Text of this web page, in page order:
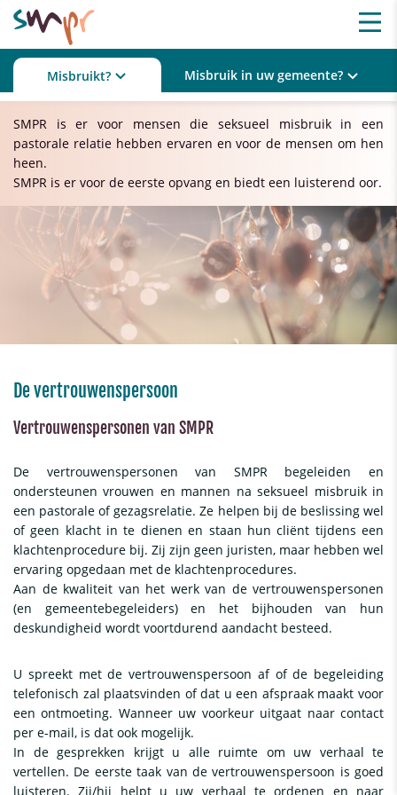
Misbruikt? Misbruik in uw gemeente?
SMPR is er voor mensen die seksueel misbruik in een
pastorale relatie hebben ervaren en voor de mensen om hen
heen.
SMPR is er voor de eerste opvang en biedt een luisterend oor.
De vertrouwenspersoon
Vertrouwenspersonen van SMPR
De vertrouwenspersonen van SMPR begeleiden en
ondersteunen vrouwen en mannen na seksueel misbruik in
een pastorale of gezagsrelatie. Ze helpen bij de beslissing wel
of geen klacht in te dienen en staan hun cliënt tijdens een
klachtenprocedure bij. Zij zijn geen juristen, maar hebben wel
ervaring opgedaan met de klachtenprocedures.
Aan de kwaliteit van het werk van de vertrouwenspersonen
(en gemeentebegeleiders) en het bijhouden van hun
deskundigheid wordt voortdurend aandacht besteed.
U spreekt met de vertrouwenspersoon af of de begeleiding
telefonisch zal plaatsvinden of dat u een afspraak maakt voor
een ontmoeting. Wanneer uw voorkeur uitgaat naar contact
per e-mail, is dat ook mogelijk.
In de gesprekken krijgt u alle ruimte om uw verhaal te
vertellen. De eerste taak van de vertrouwenspersoon is goed
luisteren. Zij/hij helpt u uw verhaal te ordenen en naar